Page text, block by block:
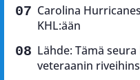
Carolina
KHL:ään
Lähde: Tämä
veteraanin